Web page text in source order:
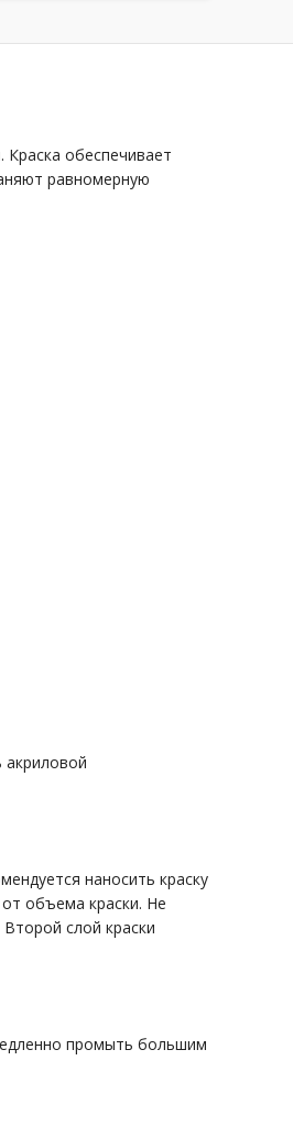
обеспечивает
равномерную
наносить краску
объема краски. Не
слой краски
промыть большим